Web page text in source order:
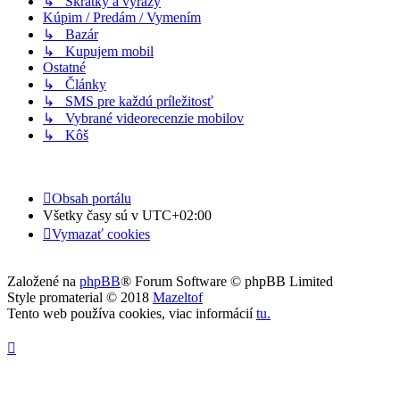
Kúpim / Predám / Vymením
↳ Bazár
↳ Kupujem mobil
Ostatné
↳ Články
↳ SMS pre každú príležitosť
↳ Vybrané videorecenzie mobilov
↳ Kôš
Obsah portálu
Všetky časy sú v UTC+02:00
Vymazať cookies
Založené na phpBB® Forum Software © phpBB Limited
Style promaterial © 2018 Mazeltof
Tento web používa cookies, viac informáciítu.